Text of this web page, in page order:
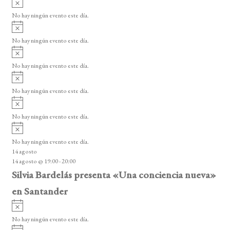
n
t
o
s
o
v
i
o
No hay ningún evento este día.
A
v
i
o
No hay ningún evento este día.
A
v
i
o
No hay ningún evento este día.
A
v
i
o
No hay ningún evento este día.
A
v
i
o
No hay ningún evento este día.
A
v
i
s
o
No hay ningún evento este día.
14 agosto
14 agosto @ 19:00-20:00
Silvia Bardelás presenta «Una conciencia nueva»
en Santander
A
v
i
No hay ningún evento este día.
A